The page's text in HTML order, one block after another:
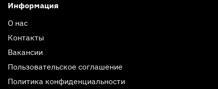
Информация
О нас
Контакты
Вакансии
Пользовательское соглашение
Политика конфиденциальности